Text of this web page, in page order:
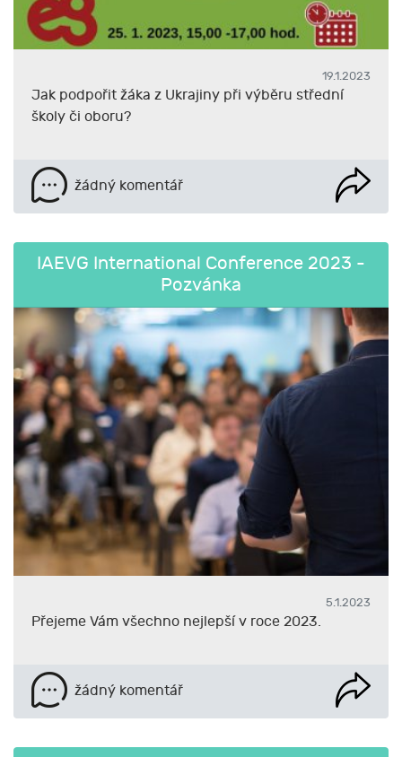
19.1.2023
Jak podpořit žáka z Ukrajiny při výběru střední
školy či oboru?
žádný komentář
IAEVG International Conference 2023 -
Pozvánka
5.1.2023
Přejeme Vám všechno nejlepší v roce 2023.
žádný komentář